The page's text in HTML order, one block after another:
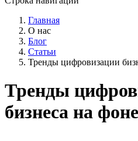
Главная
О нас
Блог
Статьи
Тренды цифровизации
Тренды
бизнеса на